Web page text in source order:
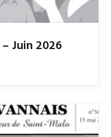
Juin 2026